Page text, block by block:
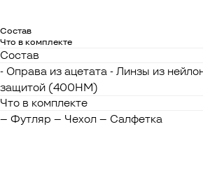
Состав
Что в комплекте
Состав
- Оправа из ацетата - Линзы из
защитой (400HM)
Что в комплекте
– Футляр – Чехол – Салфетка